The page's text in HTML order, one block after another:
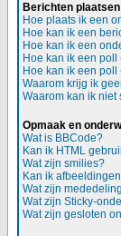
Berichten plaatsen
Hoe plaats ik een
Hoe kan ik een
Hoe kan ik een
Hoe kan ik een
Hoe kan ik een
Waarom krijg ik
Waarom kan ik niet
Opmaak en
Wat is BBCode?
Kan ik HTML
Wat zijn smilies?
Kan ik
Wat zijn
Wat zijn Sticky-
Wat zijn gesloten